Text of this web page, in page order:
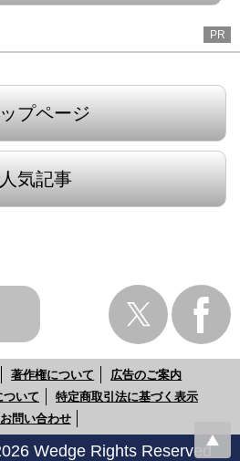
PR
ップページ
人気記事
著作権について
広告のご案内
ついて
特定商取引法に基づく表示
お問い合わせ
Wedge Rights Reserved